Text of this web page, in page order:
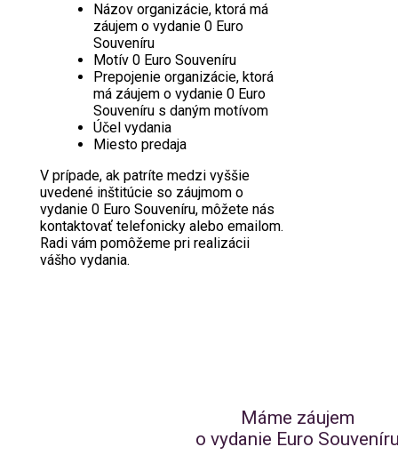
Názov organizácie, ktorá má
záujem o vydanie 0 Euro
Souveníru
Motív 0 Euro Souveníru
Prepojenie organizácie, ktorá
má záujem o vydanie 0 Euro
Souveníru s daným motívom
Účel vydania
Miesto predaja
V prípade, ak patríte medzi vyššie
uvedené inštitúcie so záujmom o
vydanie 0 Euro Souveníru, môžete nás
kontaktovať telefonicky alebo emailom.
Radi vám pomôžeme pri realizácii
vášho vydania.
Máme záujem
o vydanie Euro